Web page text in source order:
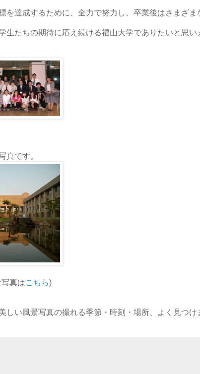
を達成するために、全力で努力し、卒業後はさまざま
生たちの期待に応え続ける福山大学でありたいと思い
真です。
真はこちら)
しい風景写真の撮れる季節・時刻・場所、よく見つけ